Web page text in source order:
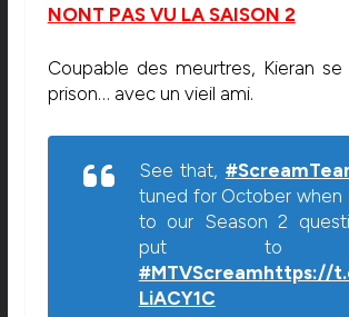
NONT PAS VU LA SAISON 2
Coupable des meurtres, Kieran
prison… avec un vieil ami.
See that,
tuned for October when
to our Season 2
put to
#MTVScreamhttps://
LiACY1C